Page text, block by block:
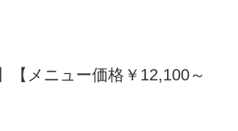
【メニュー価格￥12,100～